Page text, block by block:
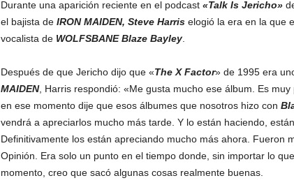
Durante una aparición reciente en el podcast «Talk Is Jericho»
el bajista de IRON MAIDEN, Steve Harriselogió la era en la que
vocalista de WOLFSBANE Blaze Bayley.
Después de que Jericho dijo que «The X Factor» de 1995 era
MAIDEN, Harris respondió: «Me gusta mucho ese álbum. Es
en ese momento dije que esos álbumes que nosotros hizo con
vendrá a apreciarlos mucho más tarde. Y lo están haciendo,
Definitivamente los están apreciando mucho más ahora. Fueron
Opinión. Era solo un punto en el tiempo donde, sin importar lo
momento, creo que sacó algunas cosas realmente buenas.